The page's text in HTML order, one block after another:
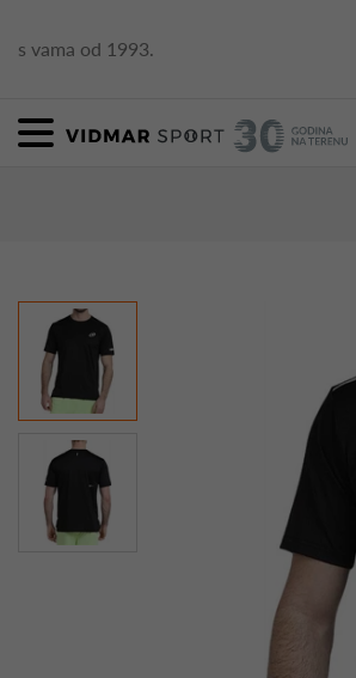
s vama od 1993.